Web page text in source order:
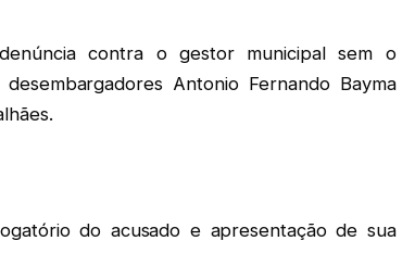
contra o gestor municipal sem o
Antonio Fernando Bayma
do acusado e apresentação de sua